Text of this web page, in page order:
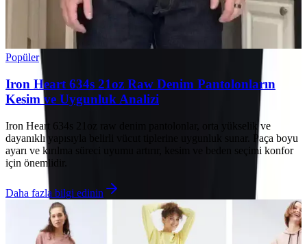
Popüler
Iron Heart 634s 21oz Raw Denim Pantolonların
Kesim ve Uygunluk Analizi
Iron Heart 634s 21oz raw denim pantolonlar, orta yükselik ve
dayanıklı yapısıyla belirli vücut tiplerine uygunluk sunar. Paça boyu
ayarı ve kırılma süreci uyumu artırır, kesim ve beden seçimi konfor
için önemlidir.
Daha fazla bilgi edinin